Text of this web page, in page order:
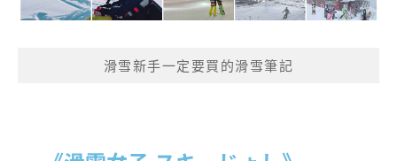
滑雪新手一定要買的滑雪筆記